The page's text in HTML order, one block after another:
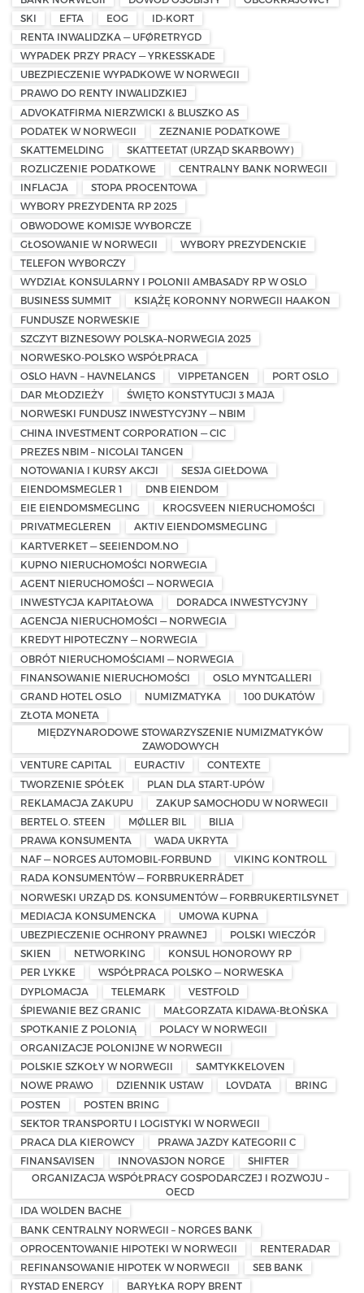
SKI
EFTA EOG
ID-KORT
RENTA INWALIDZKA — UFØRETRYGD
WYPADEK PRZY PRACY — YRKESSKADE
UBEZPIECZENIE WYPADKOWE W NORWEGII
PRAWO DO RENTY INWALIDZKIEJ
ADVOKATFIRMA NIERZWICKI & BLUSZKO AS
PODATEK W NORWEGII
ZEZNANIE PODATKOWE
SKATTEMELDING
SKATTEETAT (URZĄD SKARBOWY)
ROZLICZENIE PODATKOWE
CENTRALNY BANK NORWEGII
INFLACJA
STOPA PROCENTOWA
WYBORY PREZYDENTA RP 2025
OBWODOWE KOMISJE WYBORCZE
GŁOSOWANIE W NORWEGII
WYBORY PREZYDENCKIE
TELEFON WYBORCZY
WYDZIAŁ KONSULARNY I POLONII AMBASADY RP W OSLO
BUSINESS SUMMIT
KSIĄŻĘ KORONNY NORWEGII HAAKON
FUNDUSZE NORWESKIE
SZCZYT BIZNESOWY POLSKA–NORWEGIA 2025
NORWESKO-POLSKO WSPÓŁPRACA
OSLO HAVN – HAVNELANGS
VIPPETANGEN
PORT OSLO
DAR MŁODZIEŻY
ŚWIĘTO KONSTYTUCJI 3 MAJA
NORWESKI FUNDUSZ INWESTYCYJNY — NBIM
CHINA INVESTMENT CORPORATION — CIC
PREZES NBIM – NICOLAI TANGEN
NOTOWANIA I KURSY AKCJI
SESJA GIEŁDOWA
EIENDOMSMEGLER 1
DNB EIENDOM
EIE EIENDOMSMEGLING
KROGSVEEN NIERUCHOMOŚCI
PRIVATMEGLEREN
AKTIV EIENDOMSMEGLING
KARTVERKET — SEEIENDOM.NO
KUPNO NIERUCHOMOŚCI NORWEGIA
AGENT NIERUCHOMOŚCI — NORWEGIA
INWESTYCJA KAPITAŁOWA
DORADCA INWESTYCYJNY
AGENCJA NIERUCHOMOŚCI — NORWEGIA
KREDYT HIPOTECZNY — NORWEGIA
OBRÓT NIERUCHOMOŚCIAMI — NORWEGIA
FINANSOWANIE NIERUCHOMOŚCI
OSLO MYNTGALLERI
GRAND HOTEL OSLO
NUMIZMATYKA
100 DUKATÓW
ZŁOTA MONETA
MIĘDZYNARODOWE STOWARZYSZENIE NUMIZMATYKÓW
ZAWODOWYCH
VENTURE CAPITAL
EURACTIV
CONTEXTE
TWORZENIE SPÓŁEK
PLAN DLA START-UPÓW
REKLAMACJA ZAKUPU
ZAKUP SAMOCHODU W NORWEGII
BERTEL O. STEEN
MØLLER BIL
BILIA
PRAWA KONSUMENTA
WADA UKRYTA
NAF — NORGES AUTOMOBIL-FORBUND
VIKING KONTROLL
RADA KONSUMENTÓW — FORBRUKERRÅDET
NORWESKI URZĄD DS. KONSUMENTÓW — FORBRUKERTILSYNET
MEDIACJA KONSUMENCKA
UMOWA KUPNA
UBEZPIECZENIE OCHRONY PRAWNEJ
POLSKI WIECZÓR
SKIEN
NETWORKING
KONSUL HONOROWY RP
PER LYKKE
WSPÓŁPRACA POLSKO — NORWESKA
DYPLOMACJA
TELEMARK
VESTFOLD
ŚPIEWANIE BEZ GRANIC
MAŁGORZATA KIDAWA-BŁOŃSKA
SPOTKANIE Z POLONIĄ
POLACY W NORWEGII
ORGANIZACJE POLONIJNE W NORWEGII
POLSKIE SZKOŁY W NORWEGII
SAMTYKKELOVEN
NOWE PRAWO
DZIENNIK USTAW LOVDATA
BRING
POSTEN
POSTEN BRING
SEKTOR TRANSPORTU I LOGISTYKI W NORWEGII
PRACA DLA KIEROWCY
PRAWA JAZDY KATEGORII C
FINANSAVISEN
INNOVASJON NORGE
SHIFTER
ORGANIZACJA WSPÓŁPRACY GOSPODARCZEJ I ROZWOJU –
OECD
IDA WOLDEN BACHE
BANK CENTRALNY NORWEGII – NORGES BANK
OPROCENTOWANIE HIPOTEKI W NORWEGII
RENTERADAR
REFINANSOWANIE HIPOTEK W NORWEGII
SEB BANK
RYSTAD ENERGY
BARYŁKA ROPY BRENT